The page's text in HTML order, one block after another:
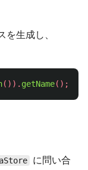
を生成し、
()). getName();
に問い合